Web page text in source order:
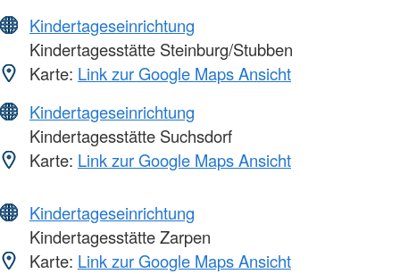
Kindertageseinrichtung
Kindertagesstätte Steinburg/Stubben
Karte: Link zur Google Maps Ansicht
Kindertageseinrichtung
Kindertagesstätte Suchsdorf
Karte: Link zur Google Maps Ansicht
Kindertageseinrichtung
Kindertagesstätte Zarpen
Karte: Link zur Google Maps Ansicht